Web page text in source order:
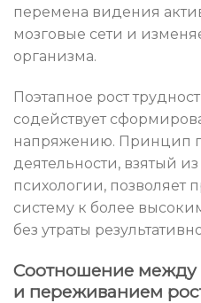
перемена видения
мозговые сети и
организма.
Поэтапное рост
содействует
напряжению. Принцип
деятельности, взятый
психологии, позволяет
систему к более
без утраты
Соотношение
и переживанием